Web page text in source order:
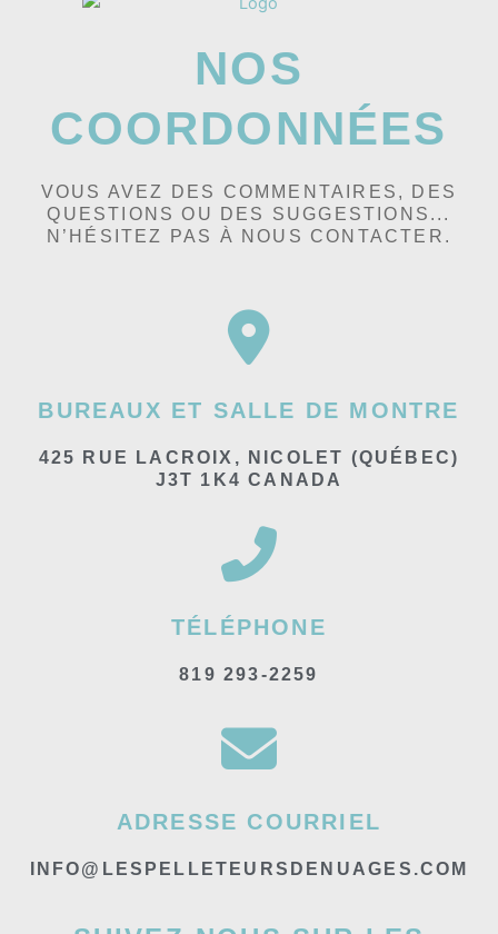
NOS
COORDONNÉES
VOUS AVEZ DES COMMENTAIRES, DES
QUESTIONS OU DES SUGGESTIONS...
N’HÉSITEZ PAS À NOUS CONTACTER.
BUREAUX ET SALLE DE MONTRE
425 RUE LACROIX, NICOLET (QUÉBEC)
J3T 1K4 CANADA
TÉLÉPHONE
819 293-2259
ADRESSE COURRIEL
INFO@LESPELLETEURSDENUAGES.COM